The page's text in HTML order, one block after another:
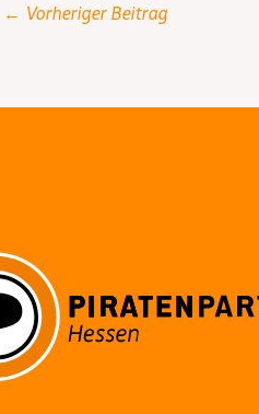
← Vorheriger Beitrag